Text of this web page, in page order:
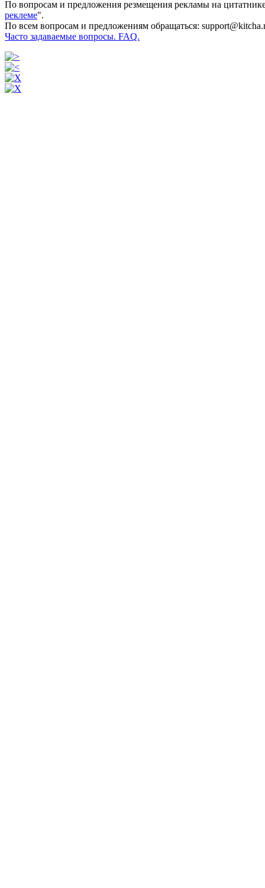
По вопросам и предложения резмещения рекламы на
реклеме".
По всем вопросам и предложениям обращаться:
Часто задаваемые вопросы. FAQ.